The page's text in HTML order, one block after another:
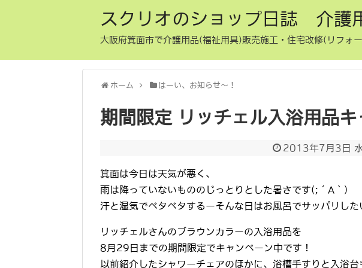
スクリオのショップ日誌 介護
大阪府箕面市で介護用品(福祉用具)販売施工・住宅改修(リフォ
ホーム はーい、お知らせ〜！
期間限定 リッチェル入浴用品キ
2013年7月3日
箕面は今日は天気が悪く、
雨は降っていないもののじっとりとした暑さです(;´A｀)
汗と湿気でベタベタするーそんな日はお風呂でサッパリした
リッチェルさんのブラウンカラーの入浴用品を
8月29日までの期間限定でキャンペーン中です！
以前紹介したシャワーチェアのほかに、浴槽手すりと入浴